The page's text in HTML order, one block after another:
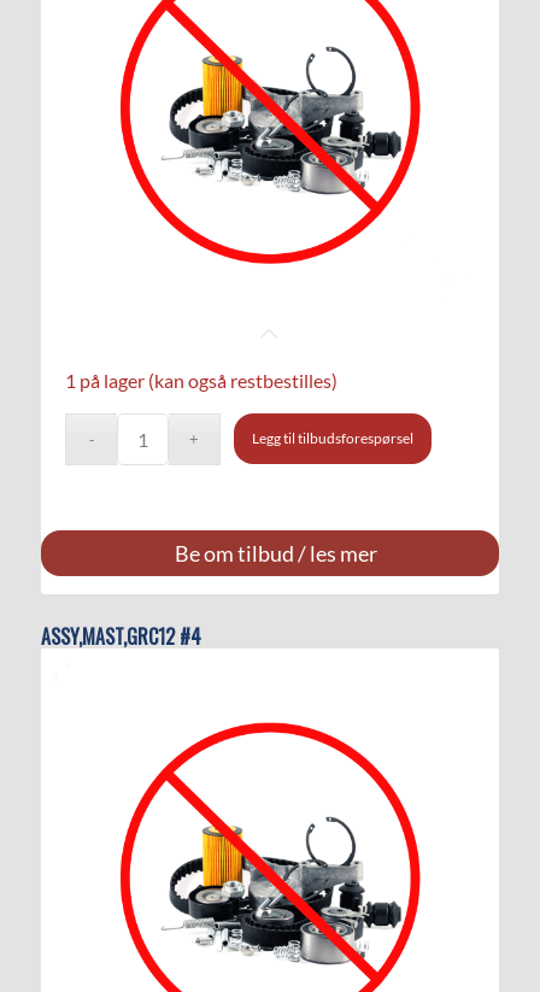
1 på lager (kan også restbestilles)
Legg til tilbudsforespørsel
Be om tilbud / les mer
ASSY,MAST,GRC12 #4